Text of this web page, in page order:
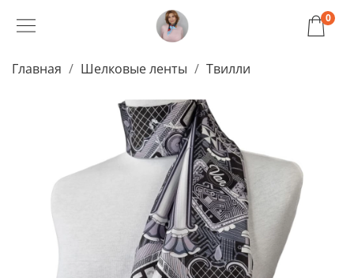
0
Главная Шелковые ленты Твилли